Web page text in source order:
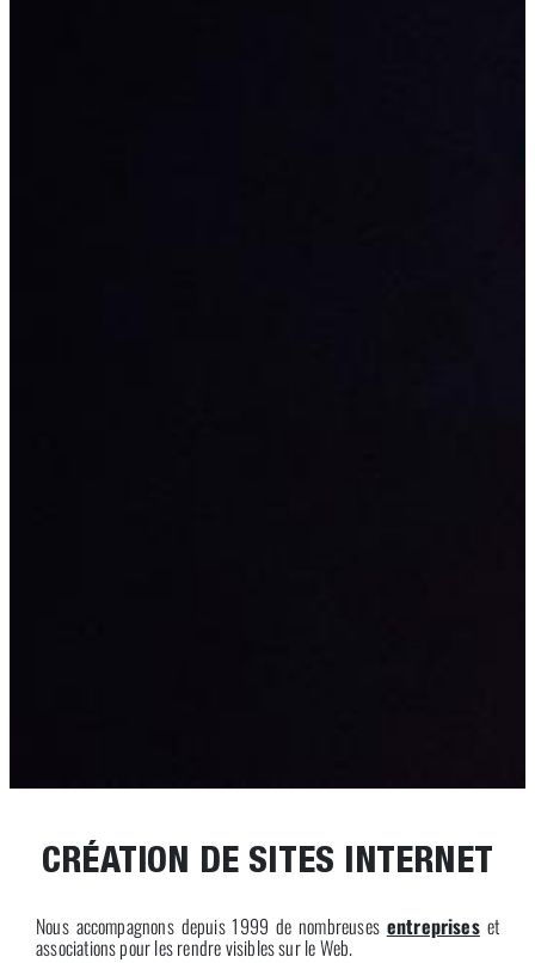
CRÉATION DE SITES INTERNET
Nous accompagnons depuis 1999 de nombreuses entrepriseset
associations pour les rendre visibles sur le Web.